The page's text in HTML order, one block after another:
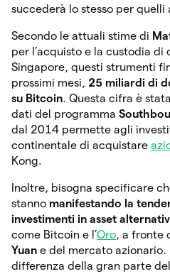
succederà lo stesso per quelli
Secondo le attuali stime di
per l’acquisto e la custodia
Singapore, questi strumenti
prossimi mesi, 25 miliardi di
su Bitcoin. Questa cifra è
dati del programma
dal 2014 permette agli
continentale di acquistare
Kong.
Inoltre, bisogna specificare
stanno manifestando la
investimenti in asset
come Bitcoin e l’Oro, a fronte
Yuan e del mercato azionario.
differenza della gran parte